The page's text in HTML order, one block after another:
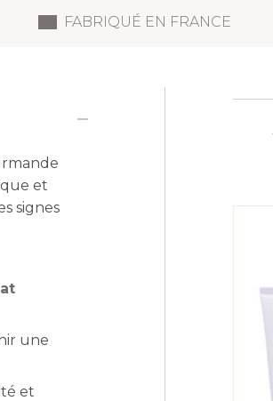
FABRIQUÉ EN FRANCE
et
signes
une
et